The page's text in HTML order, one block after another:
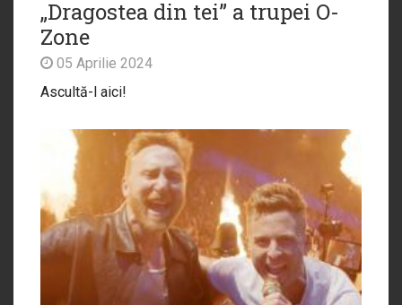
„Dragostea din tei” a trupei O-
Zone
05 Aprilie 2024
Ascultă-l aici!